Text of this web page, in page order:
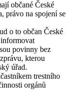
občané České
právo na spojení se
o to občan České
povinny bez
kterou
úřad.
trestního
orgánů